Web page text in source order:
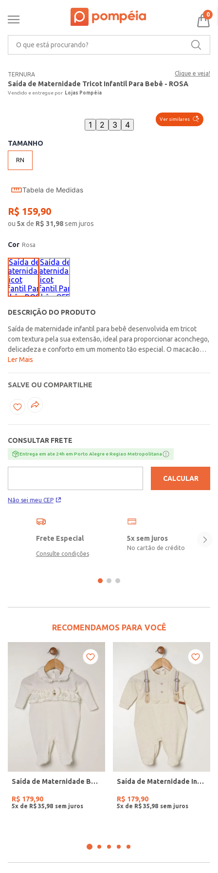
0
TERNURA Clique e veja!
Saída de Maternidade Tricot Infantil Para Bebê - ROSA
Lojas Pompéia
Ver similares
1 2 3 4
TAMANHO
RN
Tabela de Medidas
R$ 159,90
ou 5xde R$ 31,98sem juros
Cor Rosa
DESCRIÇÃO DO PRODUTO
Saída de maternidade infantil para bebê desenvolvida em tricot
com textura pela sua extensão, ideal para proporcionar aconchego,
delicadeza e conforto em um momento tão especial. O macacão
possui gola arredondada, mangas longas, fechamento frontal por
dias do bebê. Acompanha manta em tricot texturizado no tamanho
72 cm x 72 cm, perfeita para completar a composição com charme e
suavidade na saída da maternidade. Como toque especial, a peça
encantador e cheio de significado!\n\nTecido: Tricot\nComposição:
100% poliéster
Ler Mais
SALVE OU COMPARTILHE
CONSULTAR FRETE
Entrega em ate 24h em Porto Alegre e Regiao Metropolitana
Não sei meu CEP
CALCULAR
Frete Especial
Consulte condições
5x sem juros
No cartão de crédito
RECOMENDAMOS PARA VOCÊ
Saída de Maternidade Babado Infantil Para Bebê - BRANCO
R$ 179,90
5x de R$ 35 98
Saída de Maternidade Infantil Para Bebê- BEGE
R$ 179,90
5x de R$ 35 98